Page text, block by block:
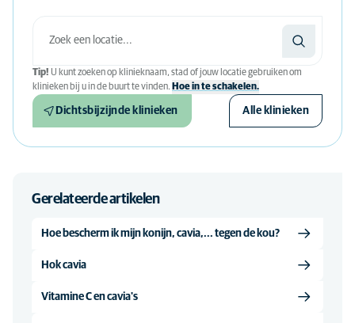
Tip! U kunt zoeken op klinieknaam, stad of jouw locatie gebruiken om
klinieken bij u in de buurt te vinden. Hoe in te schakelen.
Dichtsbijzijnde klinieken Alle klinieken
Gerelateerde artikelen
Hoe bescherm ik mijn konijn, cavia,... tegen de kou?
Hok cavia
Vitamine C en cavia's